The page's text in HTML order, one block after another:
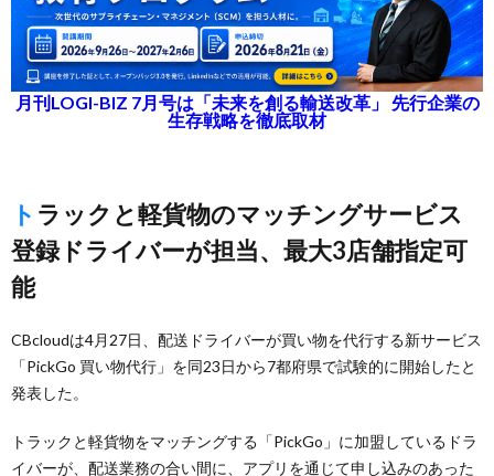
月刊LOGI-BIZ 7月号は「未来を創る輸送改革」 先行企業の
生存戦略を徹底取材
トラックと軽貨物のマッチングサービス
登録ドライバーが担当、最大3店舗指定可
能
CBcloudは4月27日、配送ドライバーが買い物を代行する新サービス
「PickGo 買い物代行」を同23日から7都府県で試験的に開始したと
発表した。
トラックと軽貨物をマッチングする「PickGo」に加盟しているドラ
イバーが、配送業務の合い間に、アプリを通じて申し込みのあった